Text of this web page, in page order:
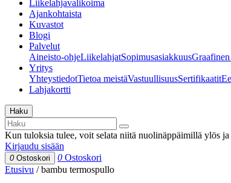
Liikelahjavalikoima
Ajankohtaista
Kuvastot
Blogi
Palvelut
Aineisto-ohjeLiikelahjatSopimusasiakkuus
Yritys
YhteystiedotTietoa meistäVastuullisuusSertifikaatit
Lahjakortti
Haku
Kun tuloksia tulee, voit selata niitä nuolinäppäimillä ylös
Kirjaudu sisään
0 Ostoskori 0 Ostoskori
Etusivu /bambu termospullo